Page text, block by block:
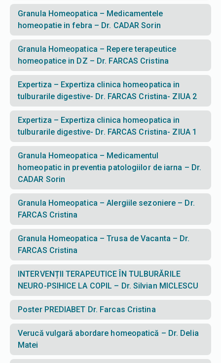
Granula Homeopatica – Medicamentele
homeopatie in febra – Dr. CADAR Sorin
Granula Homeopatica – Repere terapeutice
homeopatice in DZ – Dr. FARCAS Cristina
Expertiza – Expertiza clinica homeopatica in
tulburarile digestive- Dr. FARCAS Cristina- ZIUA 2
Expertiza – Expertiza clinica homeopatica in
tulburarile digestive- Dr. FARCAS Cristina- ZIUA 1
Granula Homeopatica – Medicamentul
homeopatic in preventia patologiilor de iarna – Dr.
CADAR Sorin
Granula Homeopatica – Alergiile sezoniere – Dr.
FARCAS Cristina
Granula Homeopatica – Trusa de Vacanta – Dr.
FARCAS Cristina
INTERVENȚII TERAPEUTICE ÎN TULBURĂRILE
NEURO-PSIHICE LA COPIL – Dr. Silvian MICLESCU
Poster PREDIABET Dr. Farcas Cristina
Verucă vulgară abordare homeopatică – Dr. Delia
Matei